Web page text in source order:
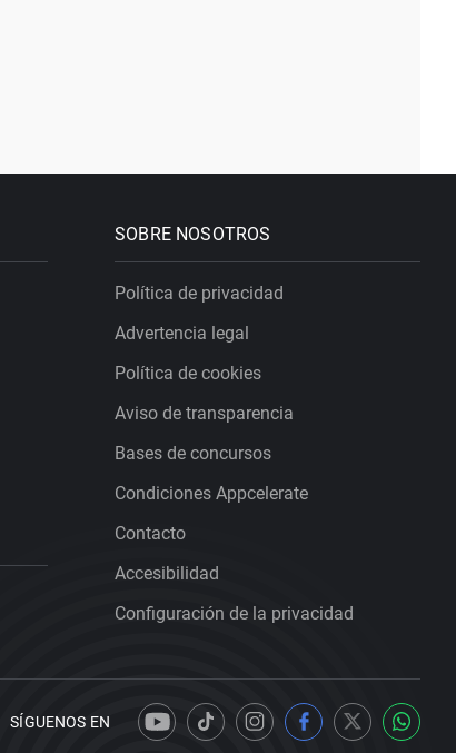
SOBRE NOSOTROS
Política de privacidad
Advertencia legal
Política de cookies
Aviso de transparencia
Bases de concursos
Condiciones Appcelerate
Contacto
Accesibilidad
Configuración de la privacidad
SÍGUENOS EN